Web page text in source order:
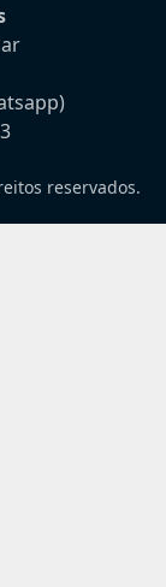
reservados.